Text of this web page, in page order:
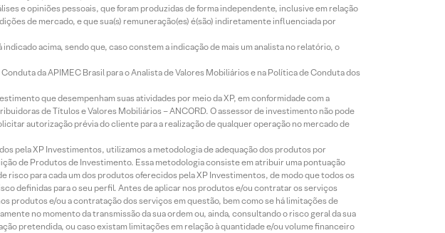
e opiniões pessoais, que foram produzidas de forma independente, inclusive em relação
de mercado, e que sua(s) remuneração(es) é(são) indiretamente influenciada por
acima, sendo que, caso constem a indicação de mais um analista no relatório, o
da APIMEC Brasil para o Analista de Valores Mobiliários e na Política de Conduta dos
que desempenham suas atividades por meio da XP, em conformidade com a
de Títulos e Valores Mobiliários – ANCORD. O assessor de investimento não pode
autorização prévia do cliente para a realização de qualquer operação no mercado de
pela XP Investimentos, utilizamos a metodologia de adequação dos produtos por
de Produtos de Investimento. Essa metodologia consiste em atribuir uma pontuação
risco para cada um dos produtos oferecidos pela XP Investimentos, de modo que todos os
definidas para o seu perfil. Antes de aplicar nos produtos e/ou contratar os serviços
produtos e/ou a contratação dos serviços em questão, bem como se há limitações de
no momento da transmissão da sua ordem ou, ainda, consultando o risco geral da sua
pretendida, ou caso existam limitações em relação à quantidade e/ou volume financeiro